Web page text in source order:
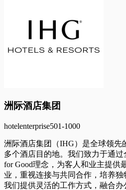
洲际酒店集团
hotelenterprise501-1000
洲际酒店集团（IHG）是全球领先
多个酒店目的地。我们致力于通过
for Good理念，为客人和业主提供
业，重视连接与共同合作，培养独
我们提供灵活的工作方式，融合